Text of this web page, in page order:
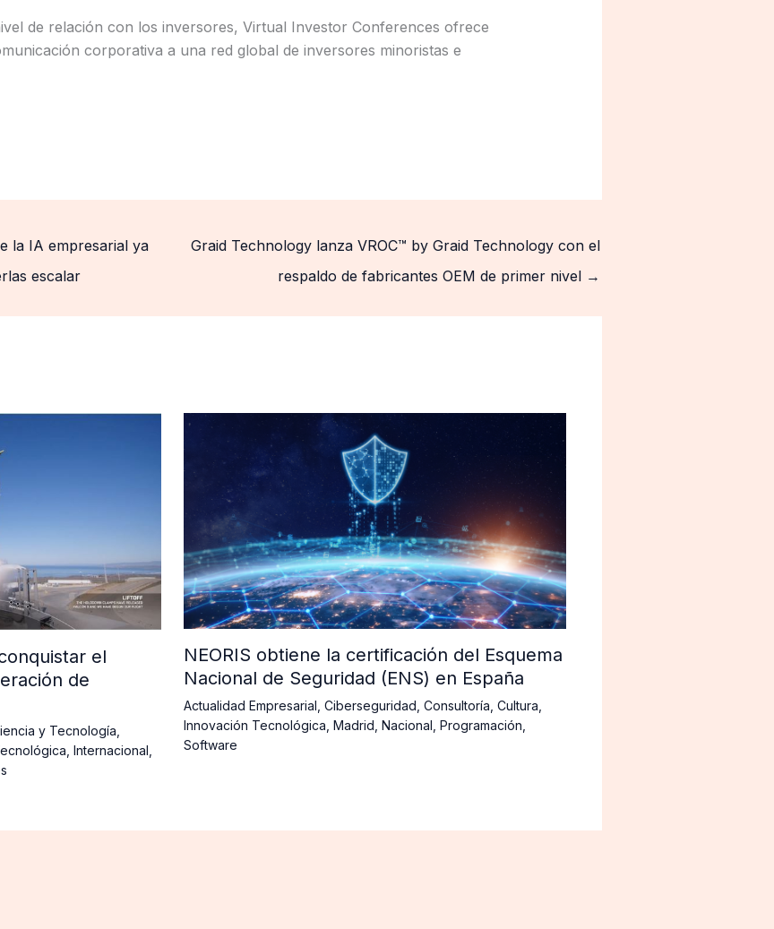
de relación con los inversores, Virtual Investor Conferences ofrece
corporativa a una red global de inversores minoristas e
la IA empresarial ya
escalar
Graid Technology lanza VROC™ by Graid Technology con el
respaldo de fabricantes OEM de primer nivel →
el
de
y Tecnología
Internacional
NEORIS obtiene la certificación del Esquema
Nacional de Seguridad (ENS) en España
Actualidad Empresarial Ciberseguridad Consultoría Cultura
Innovación Tecnológica Madrid Nacional Programación
Software